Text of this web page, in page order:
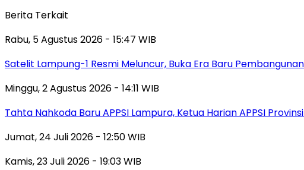
Berita Terkait
Rabu, 5 Agustus 2026 - 15:47 WIB
Satelit Lampung-1 Resmi Meluncur, Buka Era Baru
Minggu, 2 Agustus 2026 - 14:11 WIB
Tahta Nahkoda Baru APPSI Lampura, Ketua Harian APPSI
Jumat, 24 Juli 2026 - 12:50 WIB
Kamis, 23 Juli 2026 - 19:03 WIB